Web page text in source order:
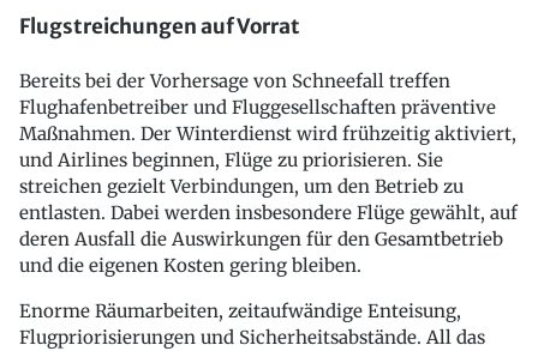
Flugstreichungen auf Vorrat
Bereits bei der Vorhersage von Schneefall treffen
Flughafenbetreiber und Fluggesellschaften präventive
Maßnahmen. Der Winterdienst wird frühzeitig aktiviert,
und Airlines beginnen, Flüge zu priorisieren. Sie
streichen gezielt Verbindungen, um den Betrieb zu
entlasten. Dabei werden insbesondere Flüge gewählt, auf
deren Ausfall die Auswirkungen für den Gesamtbetrieb
und die eigenen Kosten gering bleiben.
Enorme Räumarbeiten, zeitaufwändige Enteisung,
Flugpriorisierungen und Sicherheitsabstände. All das